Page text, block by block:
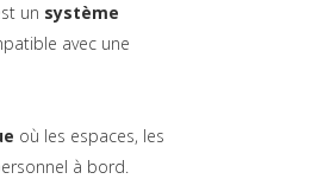
un système
avec une
où les espaces, les
à bord.